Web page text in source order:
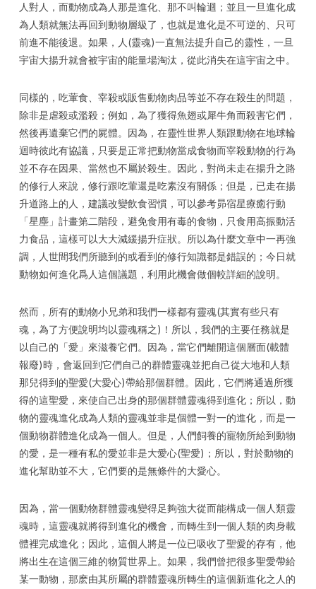
人對人，而動物成為人那是進化、那不叫輪迴；並且一旦進化成
為人類就無法再回到動物層級了，也就是進化是不可逆的、只可
前進不能後退。如果，人(靈魂)一直無法提升自己的靈性，一旦
宇宙大揚升就會被宇宙的能量場淘汰，從此消失在這宇宙之中。
同樣的，吃葷食、宰殺或販售動物肉品等並不存在殺生的問題，
除非是虐殺或濫殺；例如，為了獲得魚翅或犀牛角而殺害它們，
然後再遺棄它們的屍體。因為，在靈性世界人類跟動物在地球輪
迴時彼此有協議，只要是正常把動物當成食物而宰殺動物的行為
並不存在因果、當然也不屬於殺生。因此，對尚未走在揚升之路
的修行人來說，修行跟吃葷還是吃素沒有關係；但是，已走在揚
升道路上的人，建議改變飲食習慣，可以參考昴宿星療癒行動
「星塵」計畫第二階段，避免食用有毒的食物，只食用高振動活
力食品，這樣可以大大減緩揚升症狀。所以為什麼文章中一再強
調，人世間我們所聽到的或看到的修行知識都是錯誤的；今日就
動物如何進化爲人這個議題，利用此機會做個較詳細的說明。
然而，所有的動物小兄弟和我們一樣都有靈魂(其實有些只有
魂，為了方便說明均以靈魂稱之)！所以，我們的主要任務就是
以自己的「愛」來滋養它們。因為，當它們離開這個層面(載體
報廢)時，會返回到它們自己的群體靈魂並把自己從大地和人類
那兒得到的聖愛(大愛心)帶給那個群體。因此，它們將通過所獲
得的這聖愛，來使自己出身的那個群體靈魂得到進化；所以，動
物的靈魂進化成為人類的靈魂並非是個體一對一的進化，而是一
個動物群體進化成為一個人。但是，人們飼養的寵物所給到動物
的愛，是一種有私的愛並非是大愛心(聖愛)；所以，對於動物的
進化幫助並不大，它們要的是無條件的大愛心。
因為，當一個動物群體靈魂變得足夠強大從而能構成一個人類靈
魂時，這靈魂就將得到進化的機會，而轉生到一個人類的肉身載
體裡完成進化；因此，這個人將是一位已吸收了聖愛的存有，他
將出生在這個三維的物質世界上。如果，我們曾把很多聖愛帶給
某一動物，那麽由其所屬的群體靈魂所轉生的這個新進化之人的